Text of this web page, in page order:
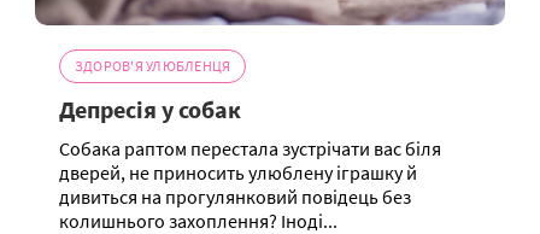
ЗДОРОВ'Я УЛЮБЛЕНЦЯ
Депресія у собак
Собака раптом перестала зустрічати вас біля
дверей, не приносить улюблену іграшку й
дивиться на прогулянковий повідець без
колишнього захоплення? Іноді...